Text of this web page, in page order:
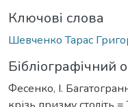
Ключові слова
Шевченко Тарас
Бібліографічний
Фесенко, І.